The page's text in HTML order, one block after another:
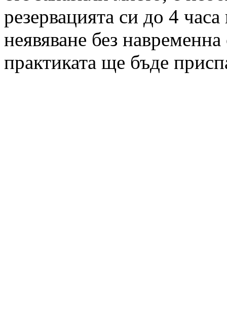
резервацията си до 4
неявяване без
практиката ще бъде